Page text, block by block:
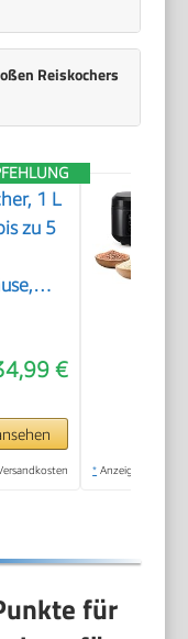
Reiskochers
1 L
zu 5
€
* Anzeige
für